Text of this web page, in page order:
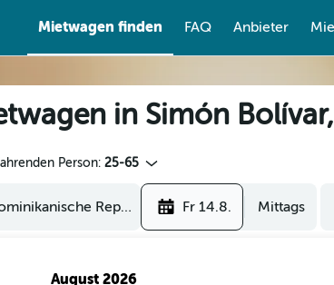
Mietwagen finden FAQ Anbieter
in Simón
Person: 25-65
Fr 14.8. Mittags
August 2026